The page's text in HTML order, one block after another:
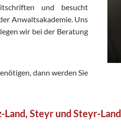
und besucht
Anwaltsakademie. Uns
wir bei der Beratung
dann werden Sie
Steyr und Steyr-Land